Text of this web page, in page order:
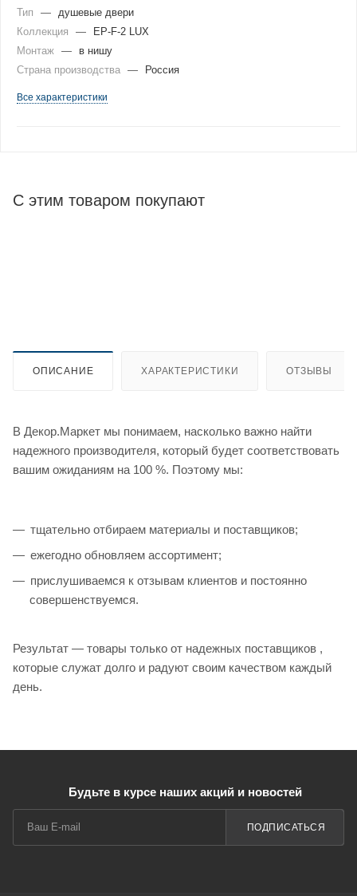
Тип
—
душевые двери
Коллекция
—
EP-F-2 LUX
Монтаж —
в нишу
Страна производства — Россия
Все характеристики
С этим товаром покупают
ОПИСАНИЕ ХАРАКТЕРИСТИКИ ОТЗЫВЫ
В Декор.Маркет мы понимаем, насколько важно найти
надежного производителя, который будет соответствовать
вашим ожиданиям на 100 %. Поэтому мы:
тщательно отбираем материалы и поставщиков;
ежегодно обновляем ассортимент;
прислушиваемся к отзывам клиентов и постоянно
совершенствуемся.
Результат — товары только от надежных поставщиков ,
которые служат долго и радуют своим качеством каждый
день.
Будьте в курсе наших акций и новостей
ПОДПИСАТЬСЯ